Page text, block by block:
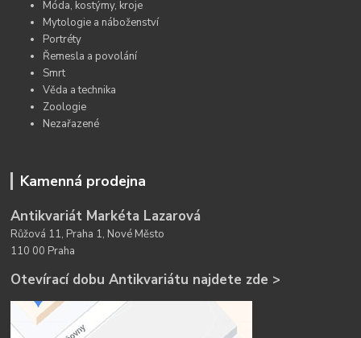
Móda, kostýmy, kroje
Mytologie a náboženství
Portréty
Řemesla a povolání
Smrt
Věda a technika
Zoologie
Nezařazené
Kamenná prodejna
Antikvariát Markéta Lazarová
Růžová 11, Praha 1, Nové Město
110 00 Praha
Otevírací dobu Antikvariátu najdete zde >